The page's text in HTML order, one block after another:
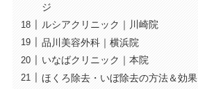
ジ
ルシアクリニック｜川崎院
品川美容外科｜横浜院
いなばクリニック｜本院
ほくろ除去・いぼ除去の方法＆効果